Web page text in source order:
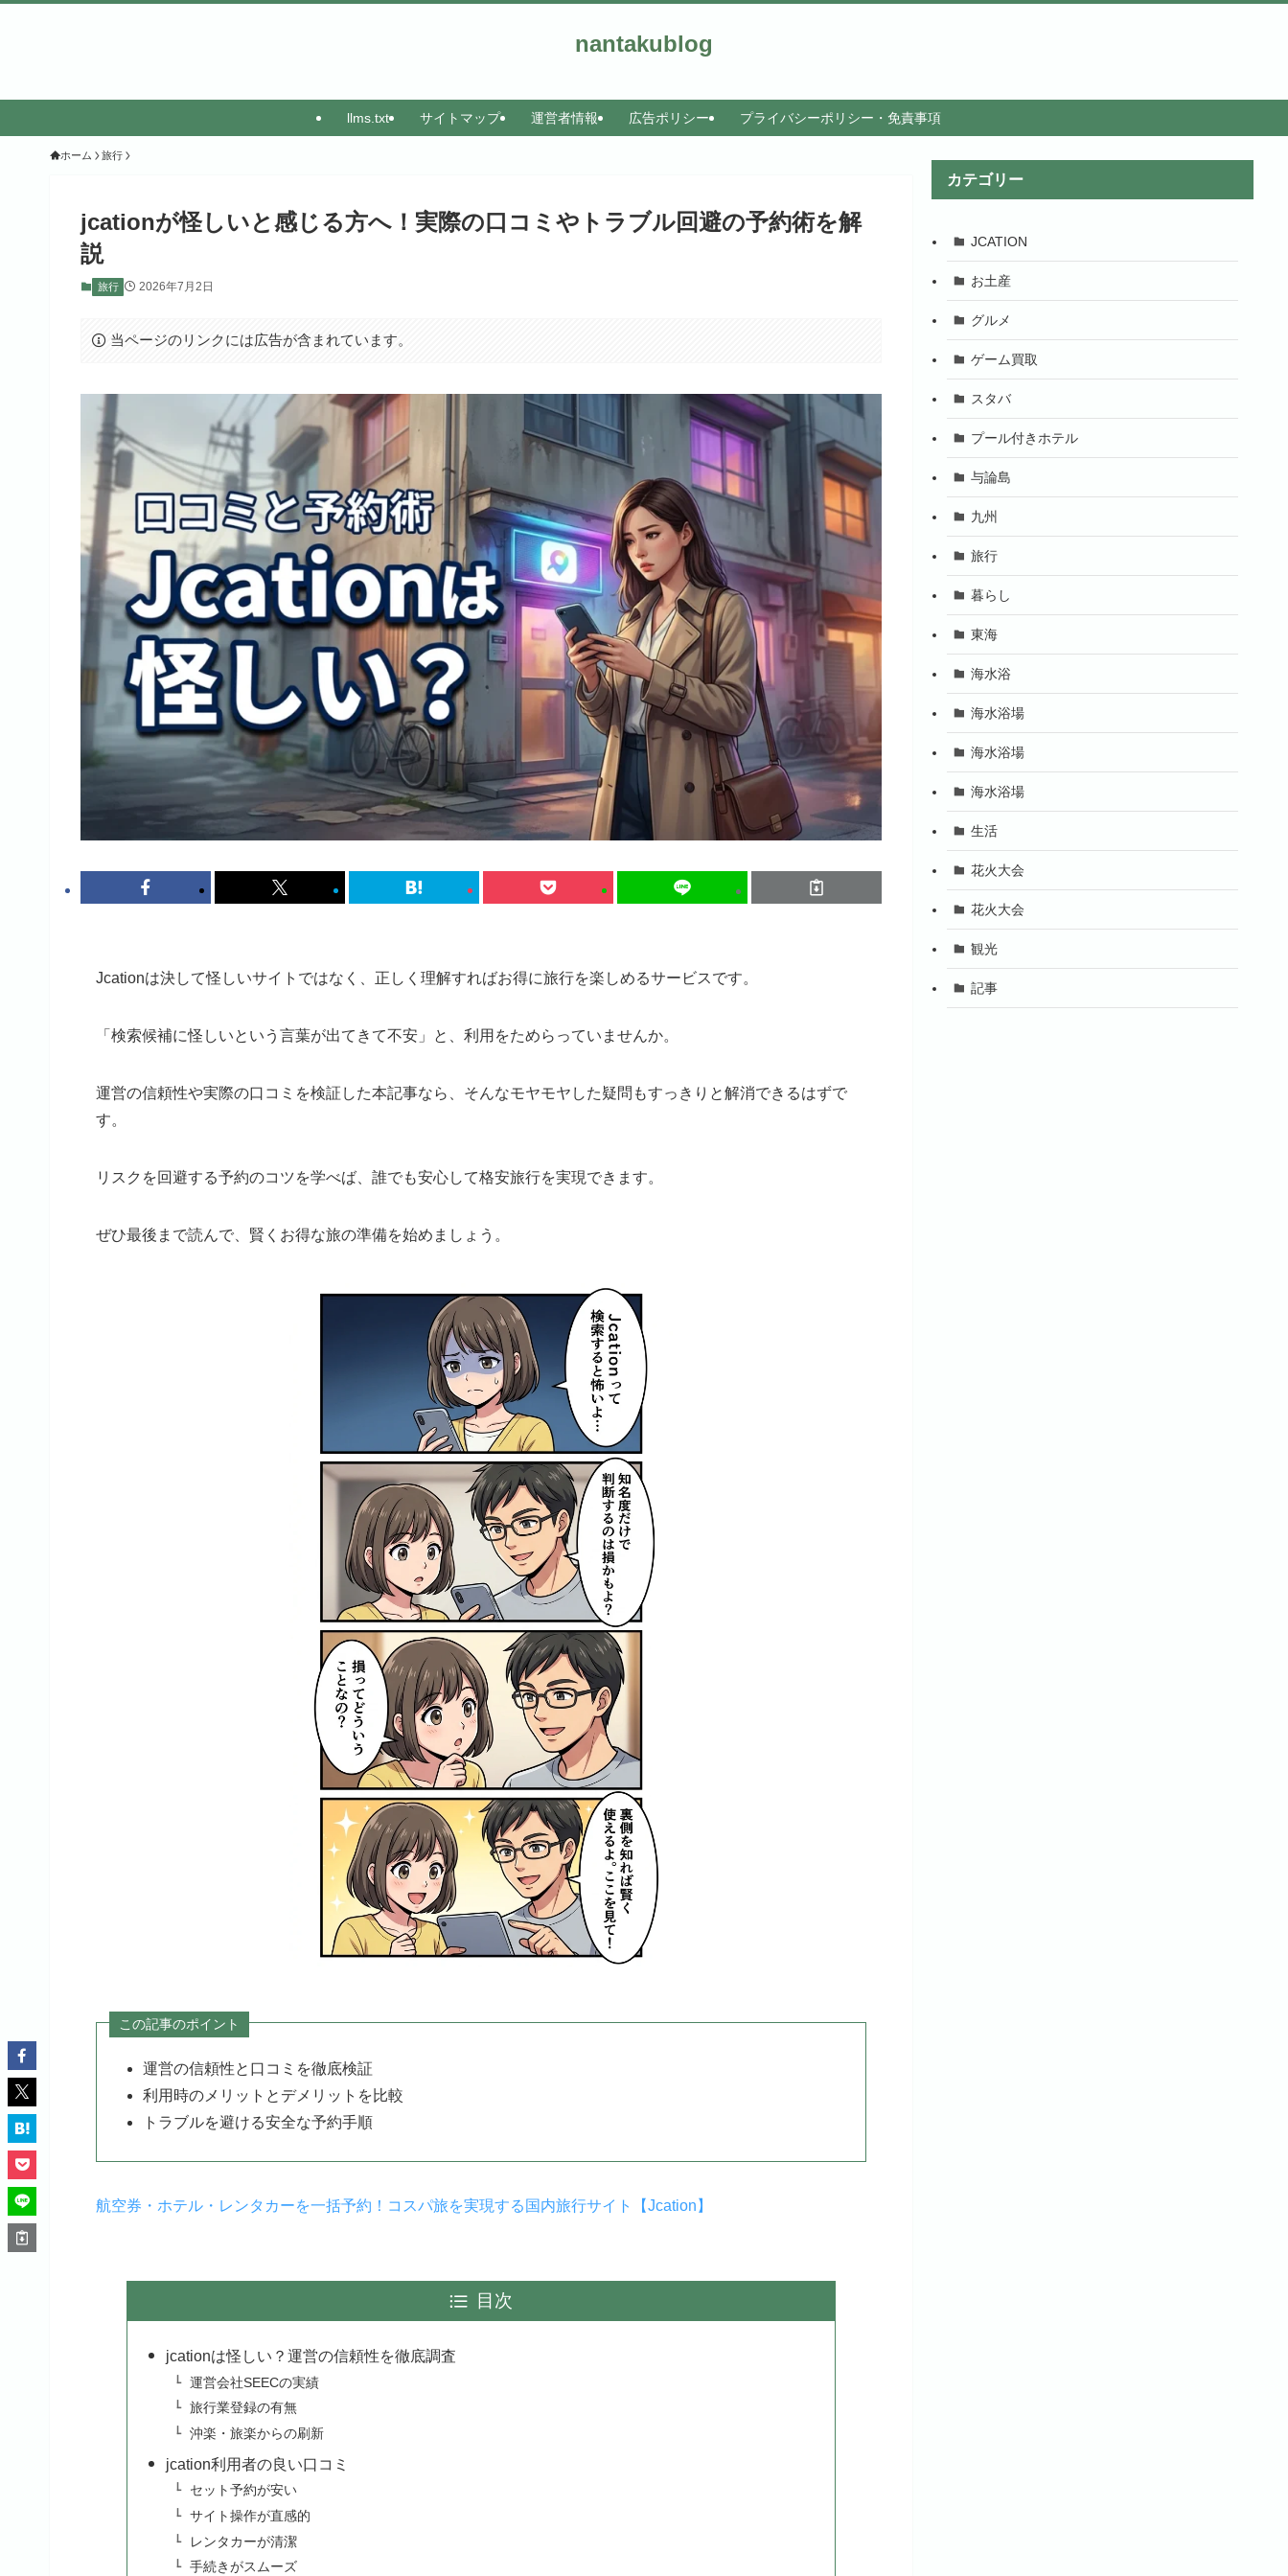
nantakublog
llms.txt サイトマップ 運営者情報 広告ポリシー プライバシーポリシー・免責事項
ホーム 旅行
jcationが怪しいと感じる方へ！実際の口コミやトラブル回避の予約術を解
説
旅行 2026年7月2日
当ページのリンクには広告が含まれています。
Jcationは決して怪しいサイトではなく、正しく理解すればお得に旅行を楽しめるサービスです。
「検索候補に怪しいという言葉が出てきて不安」と、利用をためらっていませんか。
運営の信頼性や実際の口コミを検証した本記事なら、そんなモヤモヤした疑問もすっきりと解消できるはずで
す。
リスクを回避する予約のコツを学べば、誰でも安心して格安旅行を実現できます。
ぜひ最後まで読んで、賢くお得な旅の準備を始めましょう。
この記事のポイント
運営の信頼性と口コミを徹底検証
利用時のメリットとデメリットを比較
トラブルを避ける安全な予約手順
航空券・ホテル・レンタカーを一括予約！コスパ旅を実現する国内旅行サイト【Jcation】
目次
jcationは怪しい？運営の信頼性を徹底調査
運営会社SEECの実績
旅行業登録の有無
沖楽・旅楽からの刷新
jcation利用者の良い口コミ
セット予約が安い
サイト操作が直感的
レンタカーが清潔
手続きがスムーズ
カテゴリー
JCATION
お土産
グルメ
ゲーム買取
スタバ
プール付きホテル
与論島
九州
旅行
暮らし
東海
海水浴
海水浴場
海水浴場
海水浴場
生活
花火大会
花火大会
観光
記事